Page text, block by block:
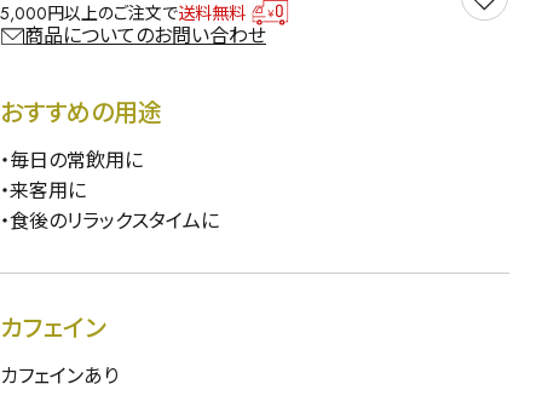
5,000円以上のご注文で送料無料
商品についてのお問い合わせ
おすすめの用途
・毎日の常飲用に
・来客用に
・食後のリラックスタイムに
カフェイン
カフェインあり